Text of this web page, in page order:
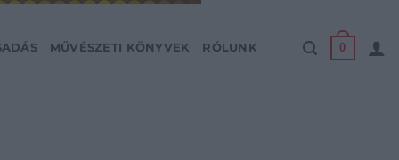
MŰVÉSZETI KÖNYVEK RÓLUNK 0